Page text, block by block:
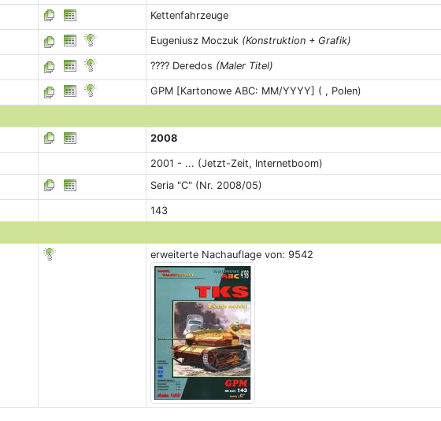
Kettenfahrzeuge
Eugeniusz Moczuk (Konstruktion + Grafik)
???? Deredos (Maler Titel)
GPM [Kartonowe ABC: MM/YYYY] ( , Polen)
2008
2001 - ... (Jetzt-Zeit, Internetboom)
Seria "C" (Nr. 2008/05)
143
erweiterte Nachauflage von: 9542